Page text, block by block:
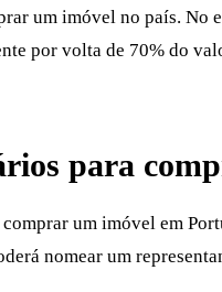
um imóvel no país. No
por volta de 70% do
para
um imóvel em
nomear um